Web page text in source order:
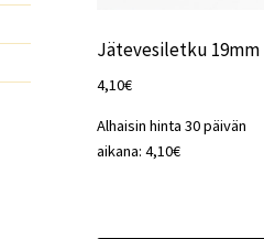
Jätevesiletku 19mm
4,10€
Alhaisin hinta 30 päivän
aikana: 4,10€